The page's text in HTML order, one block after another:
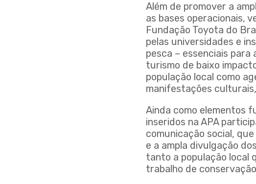
Além de promover a
as bases operacionais,
Fundação Toyota do
pelas universidades e
pesca – essenciais
turismo de baixo
população local como
manifestações
Ainda como elementos
inseridos na APA
comunicação social,
e a ampla divulgação
tanto a população local
trabalho de